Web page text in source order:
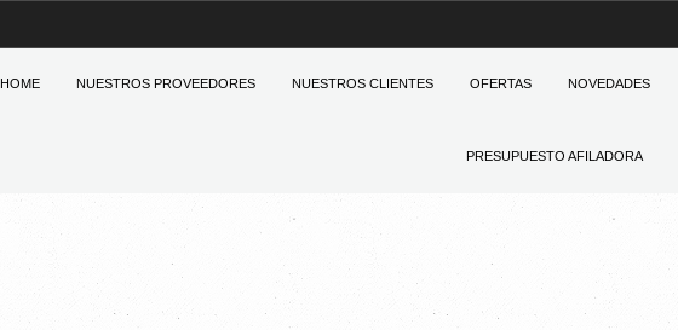
HOME NUESTROS PROVEEDORES NUESTROS CLIENTES OFERTAS NOVEDADES
PRESUPUESTO AFILADORA